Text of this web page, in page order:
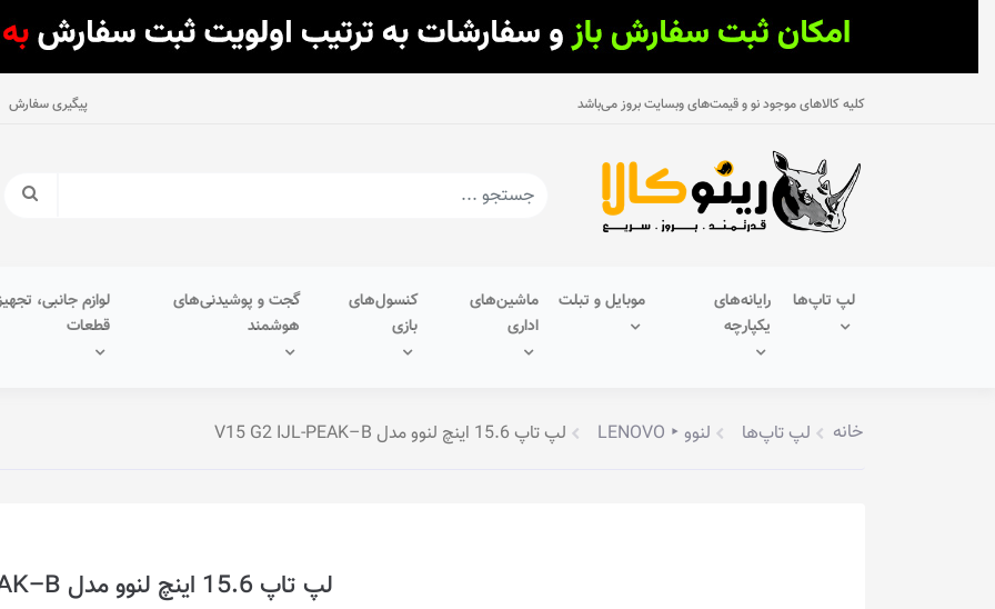
کلیه کالاهای موجود نو و قیمت‌های وبسایت بروز می‌باشد پیگیری سفارش
لپ تاپ‌ها
رایانه‌های
یکپارچه
موبایل و تبلت
ماشین‌های
اداری
کنسول‌های
بازی
گجت و پوشیدنی‌های
هوشمند
لوازم جانبی،
قطعات
خانه لپ تاپ‌ها لنوو ‣ LENOVO لپ تاپ 15.6 اینچ لنوو مدل V15 G2 IJL-PEAK–B
لپ تاپ 15.6 اینچ لنوو مدل V15 G2 IJL-PEAK–B